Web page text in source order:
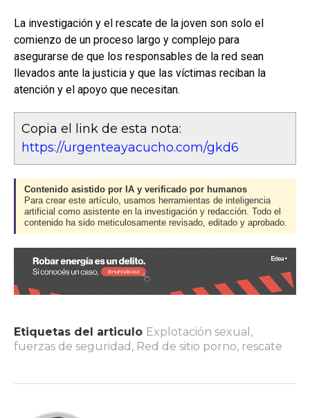
La investigación y el rescate de la joven son solo el
comienzo de un proceso largo y complejo para
asegurarse de que los responsables de la red sean
llevados ante la justicia y que las víctimas reciban la
atención y el apoyo que necesitan.
Copia el link de esta nota:
https://urgenteayacucho.com/gkd6
Contenido asistido por IA y verificado por humanos
Para crear este artículo, usamos herramientas de inteligencia
artificial como asistente en la investigación y redacción. Todo el
contenido ha sido meticulosamente revisado, editado y aprobado.
Etiquetas del articulo Explotación sexual ,
fuerzas de seguridad , Red de sitio porno, rescate